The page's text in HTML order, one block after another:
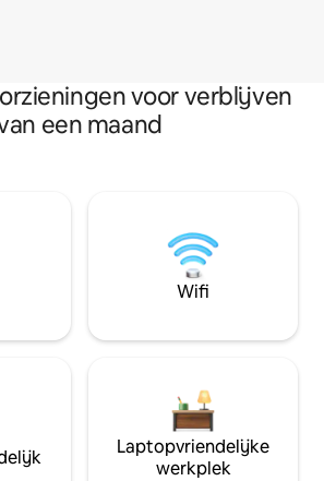
voor verblijven
een maand
Wifi
Laptopvriendelijke
werkplek